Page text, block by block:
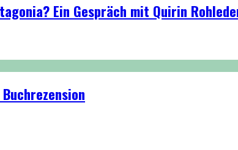
Ein Gespräch mit Quirin